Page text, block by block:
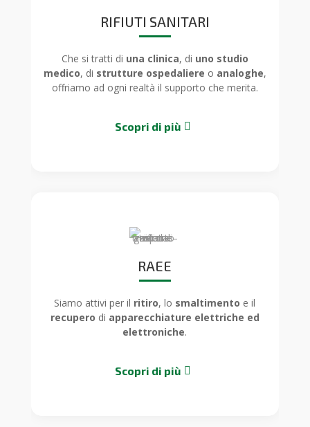
RIFIUTI SANITARI
Che si tratti di una clinica, di uno studio
medico, di strutture ospedaliere o analoghe,
offriamo ad ogni realtà il supporto che merita.
Scopri di più
RAEE
Siamo attivi per il ritiro, lo smaltimento e il
recupero di apparecchiature elettriche ed
elettroniche.
Scopri di più